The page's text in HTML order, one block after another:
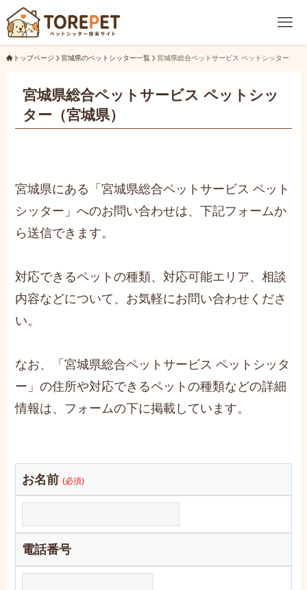
トップページ 宮城県のペットシッター一覧 宮城県総合ペットサービス ペットシッター
宮城県総合ペットサービス ペットシッ
ター（宮城県）
宮城県にある「宮城県総合ペットサービス ペット
シッター」へのお問い合わせは、下記フォームか
ら送信できます。
対応できるペットの種類、対応可能エリア、相談
内容などについて、お気軽にお問い合わせくださ
い。
なお、「宮城県総合ペットサービス ペットシッタ
ー」の住所や対応できるペットの種類などの詳細
情報は、フォームの下に掲載しています。
お名前 (必須)
電話番号